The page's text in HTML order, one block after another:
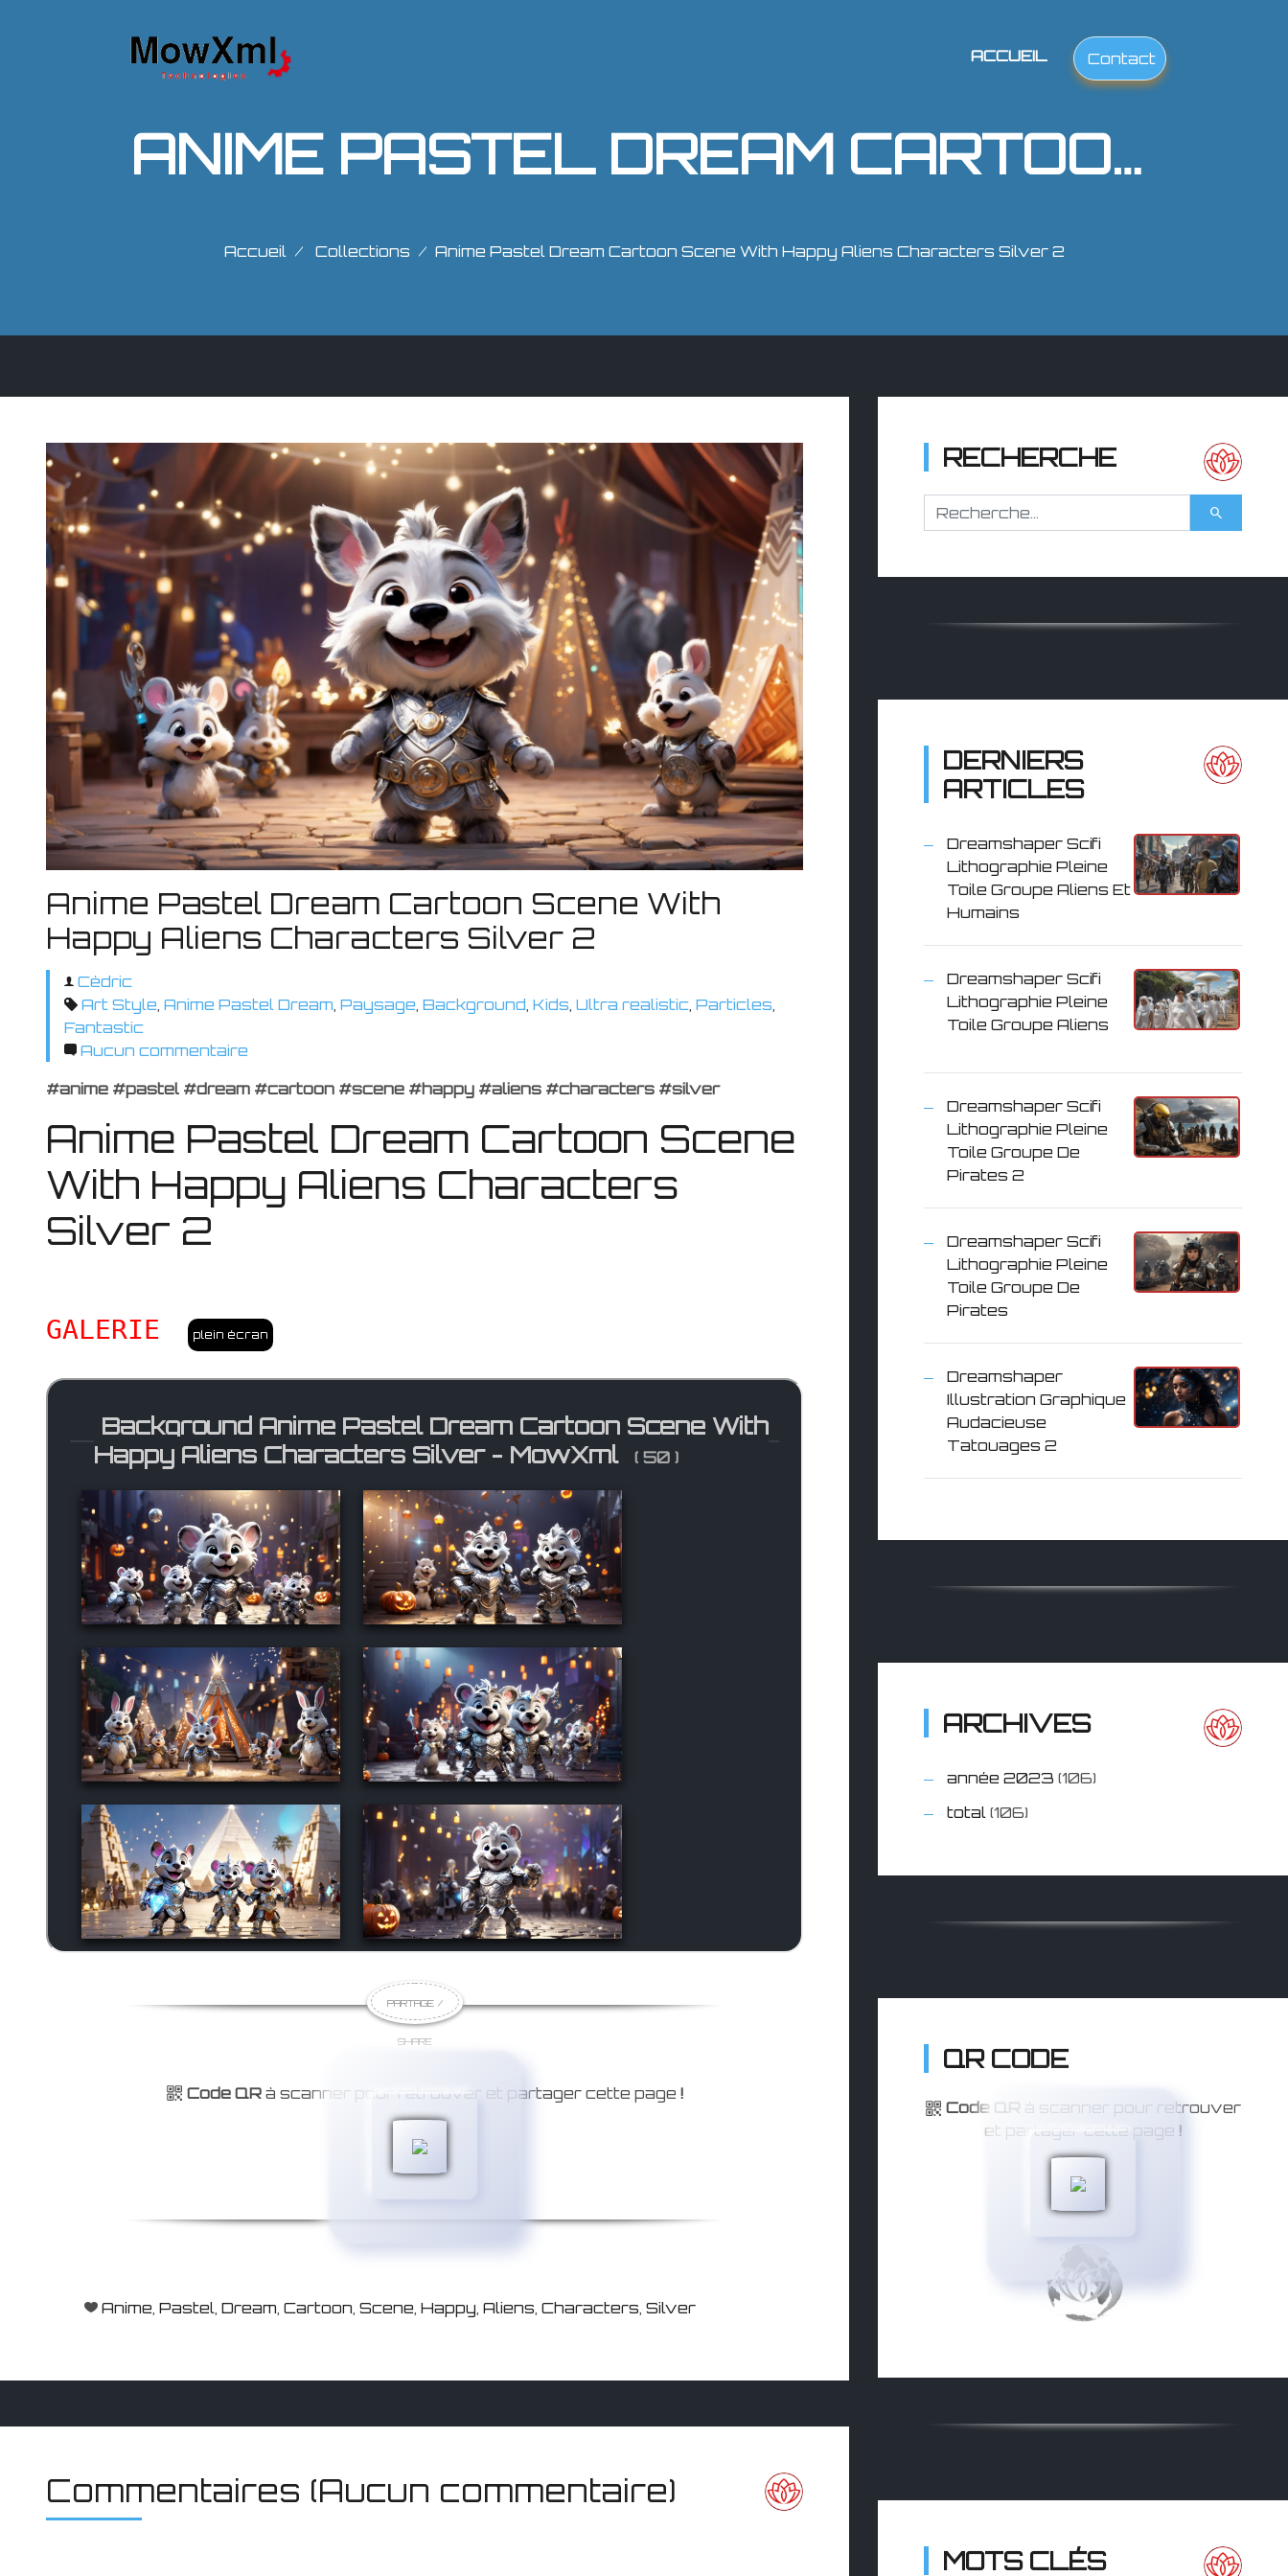
ACCUEIL Contact
ANIME PASTEL DREAM CARTOON SCENE WITH HAPPY ALIENS CHARACTERS SILVER 2
Accueil Collections Anime Pastel Dream Cartoon Scene With Happy Aliens Characters Silver 2
Anime Pastel Dream Cartoon Scene With
Happy Aliens Characters Silver 2
Cédric
Art Style, Anime Pastel Dream, Paysage, Background, Kids, Ultra realistic, Particles,
Fantastic
Aucun commentaire
#anime #pastel #dream #cartoon #scene #happy #aliens #characters #silver
Anime Pastel Dream Cartoon Scene
With Happy Aliens Characters
Silver 2
GALERIE plein écran
PARTAGE /
SHARE
Code QR à scanner pour retrouver et partager cette page !
Anime, Pastel, Dream, Cartoon, Scene, Happy, Aliens, Characters, Silver
Commentaires (Aucun commentaire)
RECHERCHE
DERNIERS
ARTICLES
Dreamshaper Scifi
Lithographie Pleine
Toile Groupe Aliens Et
Humains
Dreamshaper Scifi
Lithographie Pleine
Toile Groupe Aliens
Dreamshaper Scifi
Lithographie Pleine
Toile Groupe De
Pirates 2
Dreamshaper Scifi
Lithographie Pleine
Toile Groupe De
Pirates
Dreamshaper
Illustration Graphique
Audacieuse
Tatouages 2
ARCHIVES
année 2023 (106)
total (106)
QR CODE
Code QR à scanner pour retrouver
et partager cette page !
MOTS CLÉS